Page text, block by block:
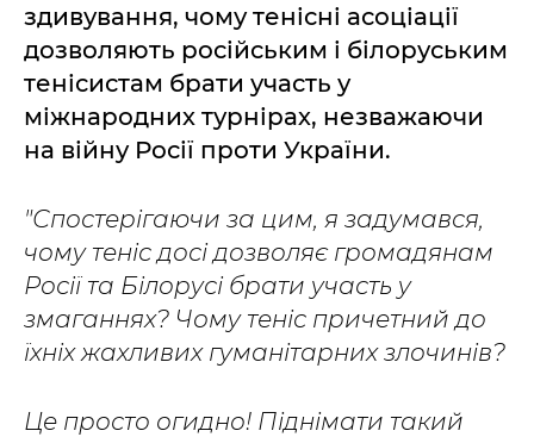
здивування, чому тенісні асоціації
дозволяють російським і білоруським
тенісистам брати участь у
міжнародних турнірах, незважаючи
на війну Росії проти України.
"Спостерігаючи за цим, я задумався,
чому теніс досі дозволяє громадянам
Росії та Білорусі брати участь у
змаганнях? Чому теніс причетний до
їхніх жахливих гуманітарних злочинів?
Це просто огидно! Піднімати такий